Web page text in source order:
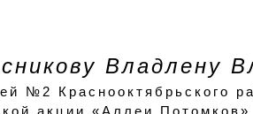
Владлену
№2 Краснооктябрьского
акции «Аллеи Потомков»